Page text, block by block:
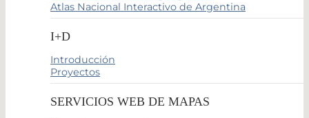
Atlas Nacional Interactivo de Argentina
I+D
Introducción
Proyectos
SERVICIOS WEB DE MAPAS